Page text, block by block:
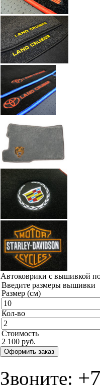
Автоковрики с вышивкой
Введите размеры вышивки
Размер (см)
Кол-во
Стоимость
2 100 руб.
Оформить заказ
Звоните: